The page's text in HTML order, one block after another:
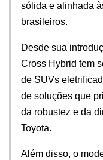
sólida e alinhada
brasileiros.
Desde sua
Cross Hybrid tem
de SUVs
de soluções que
da robustez e da
Toyota.
Além disso, o